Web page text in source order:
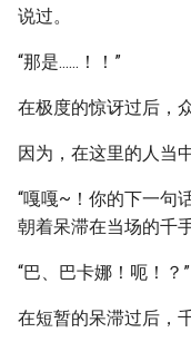
说过。
“那是......！！”
在极度的惊讶过后，
因为，在这里的人当
“嘎嘎~！你的下一句
朝着呆滞在当场的千
“巴、巴卡娜！呃！？”
在短暂的呆滞过后，